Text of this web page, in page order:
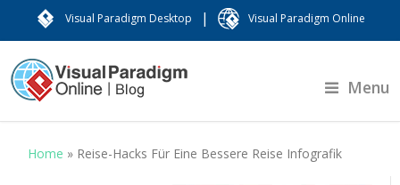
Visual Paradigm Desktop | Visual Paradigm Online
Menu
Home » Reise-Hacks Für Eine Bessere Reise Infografik